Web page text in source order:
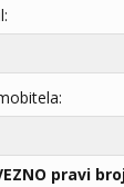
pravi